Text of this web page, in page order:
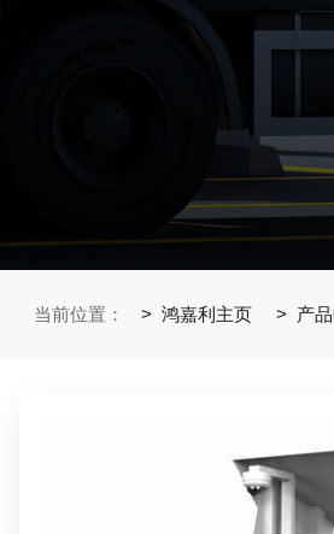
当前位置： 鸿嘉利主页 产